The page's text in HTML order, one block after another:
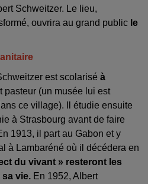
Schweitzer. Le lieu,
ouvrira au grand public le
est scolarisé à
pasteur (un musée lui est
ce village). Il étudie ensuite
à Strasbourg avant de faire
1913, il part au Gabon et y
à Lambaréné où il décédera en
du vivant » resteront les
vie. En 1952, Albert